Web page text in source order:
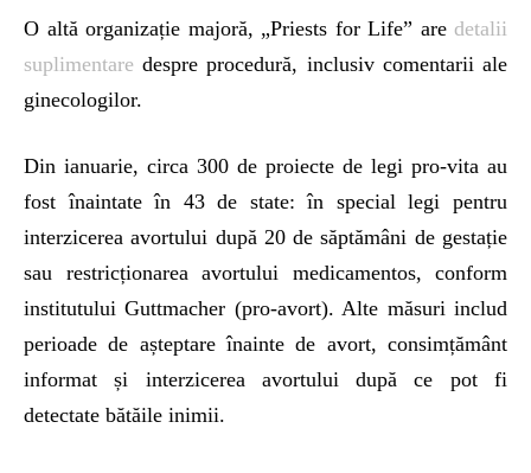
O altă organizație majoră, „Priests for Life” are detalii
suplimentare despre procedură, inclusiv comentarii ale
ginecologilor.
Din ianuarie, circa 300 de proiecte de legi pro-vita au
fost înaintate în 43 de state: în special legi pentru
interzicerea avortului după 20 de săptămâni de gestație
sau restricționarea avortului medicamentos, conform
institutului Guttmacher (pro-avort). Alte măsuri includ
perioade de așteptare înainte de avort, consimțământ
informat și interzicerea avortului după ce pot fi
detectate bătăile inimii.